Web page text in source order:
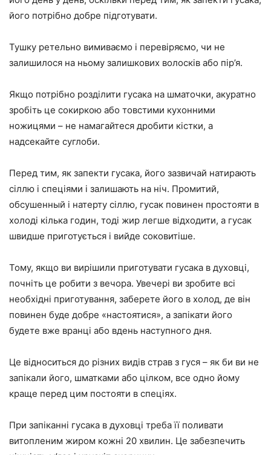
його потрібно добре підготувати.
Тушку ретельно вимиваємо і перевіряємо, чи не
залишилося на ньому залишкових волосків або пір’я.
Якщо потрібно розділити гусака на шматочки, акуратно
зробіть це сокиркою або товстими кухонними
ножицями – не намагайтеся дробити кістки, а
надсекайте суглоби.
Перед тим, як запекти гусака, його зазвичай натирають
сіллю і спеціями і залишають на ніч. Промитий,
обсушенный і натерту сіллю, гусак повинен простояти в
холоді кілька годин, тоді жир легше відходити, а гусак
швидше приготується і вийде соковитіше.
Тому, якщо ви вирішили приготувати гусака в духовці,
почніть це робити з вечора. Увечері ви зробите всі
необхідні приготування, заберете його в холод, де він
повинен буде добре «настоятися», а запікати його
будете вже вранці або вдень наступного дня.
Це відноситься до різних видів страв з гуся – як би ви не
запікали його, шматками або цілком, все одно йому
краще перед цим постояти в спеціях.
При запіканні гусака в духовці треба її поливати
витопленим жиром кожні 20 хвилин. Це забезпечить